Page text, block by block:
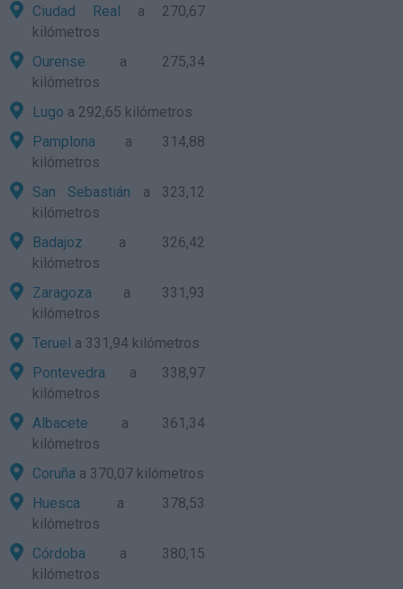
Ciudad Real a 270,67
kilómetros
Ourense a 275,34
kilómetros
Lugo a 292,65 kilómetros
Pamplona a 314,88
kilómetros
San Sebastián a 323,12
kilómetros
Badajoz a 326,42
kilómetros
Zaragoza a 331,93
kilómetros
Teruel a 331,94 kilómetros
Pontevedra a 338,97
kilómetros
Albacete a 361,34
kilómetros
Coruña a 370,07 kilómetros
Huesca a 378,53
kilómetros
Córdoba a 380,15
kilómetros